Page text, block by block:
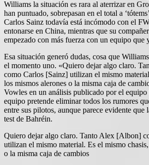
Williams la situación es rara al aterrizar en
han puntuado, sobrepasan en el total a
Carlos Sainz todavía está incómodo con el
entonarse en China, mientras que su
empezado con más fuerza con un equipo que
Esa situación generó dudas, cosa que
el momento uno. «Quiero dejar algo claro.
como Carlos [Sainz] utilizan el mismo
los mismos alerones o la misma caja de
Vowles en un análisis publicado por el
equipo pretende eliminar todos los rumores
entre sus pilotos, aunque parece evidente que
test de Bahréin.
Quiero dejar algo claro. Tanto Alex [Albon]
utilizan el mismo material. Es el mismo
o la misma caja de cambios